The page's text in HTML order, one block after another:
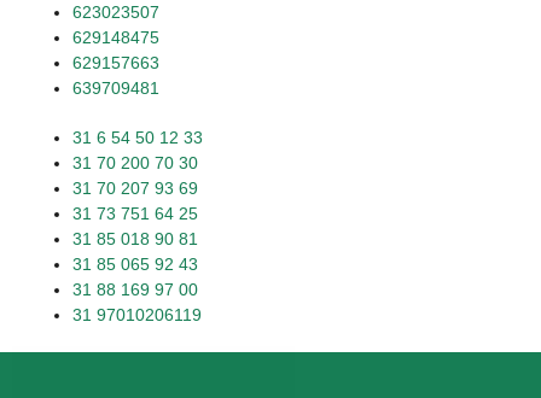
623023507
629148475
629157663
639709481
31 6 54 50 12 33
31 70 200 70 30
31 70 207 93 69
31 73 751 64 25
31 85 018 90 81
31 85 065 92 43
31 88 169 97 00
31 97010206119